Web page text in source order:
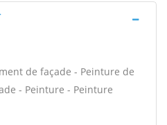
de façade - Peinture de
- Peinture - Peinture